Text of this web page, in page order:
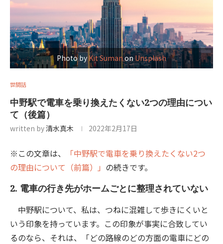
Photo byKit SumanonUnsplash
世間話
中野駅で電車を乗り換えたくない2つの理由につい
て（後篇）
written by清水真木 2022年2月17日
※この文章は、
「中野駅で電車を乗り換えたくない2つ
の理由について（前篇）」 の続きです。
2. 電車の行き先がホームごとに整理されていない
中野駅について、私は、つねに混雑して歩きにくいと
いう印象を持っています。この印象が事実に合致してい
るのなら、それは、「どの路線のどの方面の電車にどの